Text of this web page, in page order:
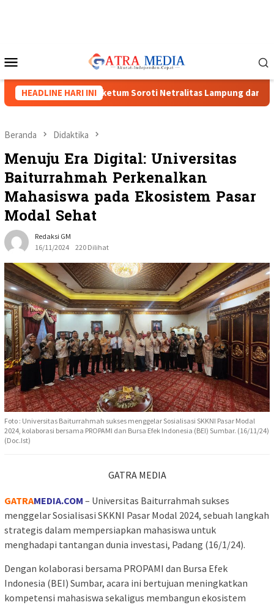
Mobile
HEADLINE HARI INI
Tiga Caketum Soroti Netralitas Lampung dan Dugaan
Beranda Didaktika
Menuju Era Digital: Universitas
Baiturrahmah Perkenalkan
Mahasiswa pada Ekosistem Pasar
Modal Sehat
Redaksi GM
16/11/2024
220 Dilihat
Foto : Universitas Baiturrahmah sukses menggelar Sosialisasi SKKNI Pasar Modal
2024, kolaborasi bersama PROPAMI dan Bursa Efek Indonesia (BEI) Sumbar. (16/11/24)
(Doc.Ist)
GATRA MEDIA
GATRAMEDIA.COM – Universitas Baiturrahmah sukses
menggelar Sosialisasi SKKNI Pasar Modal 2024, sebuah langkah
strategis dalam mempersiapkan mahasiswa untuk
menghadapi tantangan dunia investasi, Padang (16/1/24).
Dengan kolaborasi bersama PROPAMI dan Bursa Efek
Indonesia (BEI) Sumbar, acara ini bertujuan meningkatkan
kompetensi mahasiswa sekaligus membangun ekosistem